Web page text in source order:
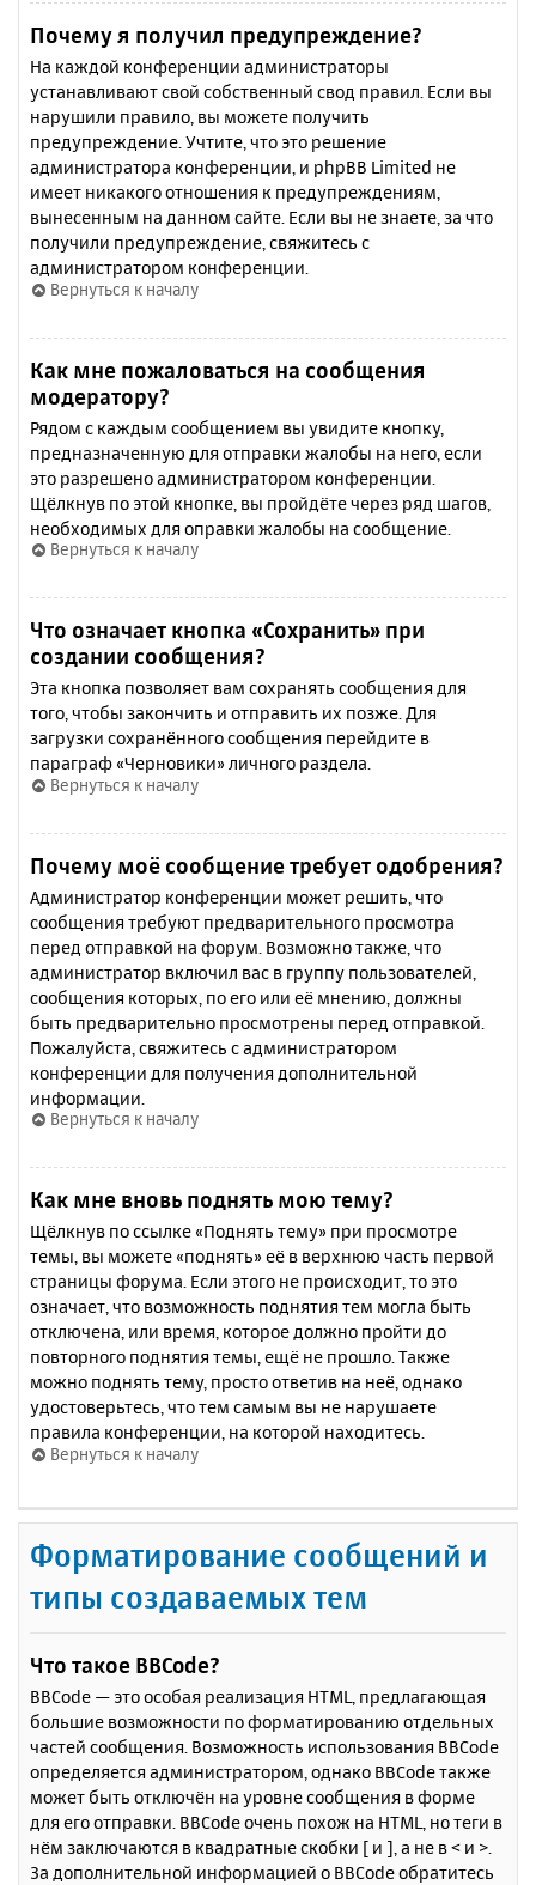
Почему я получил предупреждение?
На каждой конференции администраторы
устанавливают свой собственный свод правил. Если вы
нарушили правило, вы можете получить
предупреждение. Учтите, что это решение
администратора конференции, и phpBB Limited не
имеет никакого отношения к предупреждениям,
вынесенным на данном сайте. Если вы не знаете, за что
получили предупреждение, свяжитесь с
администратором конференции.
Вернуться к началу
Как мне пожаловаться на сообщения
модератору?
Рядом с каждым сообщением вы увидите кнопку,
предназначенную для отправки жалобы на него, если
это разрешено администратором конференции.
Щёлкнув по этой кнопке, вы пройдёте через ряд шагов,
необходимых для оправки жалобы на сообщение.
Вернуться к началу
Что означает кнопка «Сохранить» при
создании сообщения?
Эта кнопка позволяет вам сохранять сообщения для
того, чтобы закончить и отправить их позже. Для
загрузки сохранённого сообщения перейдите в
параграф «Черновики» личного раздела.
Вернуться к началу
Почему моё сообщение требует одобрения?
Администратор конференции может решить, что
сообщения требуют предварительного просмотра
перед отправкой на форум. Возможно также, что
администратор включил вас в группу пользователей,
сообщения которых, по его или её мнению, должны
быть предварительно просмотрены перед отправкой.
Пожалуйста, свяжитесь с администратором
конференции для получения дополнительной
информации.
Вернуться к началу
Как мне вновь поднять мою тему?
Щёлкнув по ссылке «Поднять тему» при просмотре
темы, вы можете «поднять» её в верхнюю часть первой
страницы форума. Если этого не происходит, то это
означает, что возможность поднятия тем могла быть
отключена, или время, которое должно пройти до
повторного поднятия темы, ещё не прошло. Также
можно поднять тему, просто ответив на неё, однако
удостоверьтесь, что тем самым вы не нарушаете
правила конференции, на которой находитесь.
Вернуться к началу
Форматирование сообщений и
типы создаваемых тем
Что такое BBCode?
BBCode — это особая реализация HTML, предлагающая
большие возможности по форматированию отдельных
частей сообщения. Возможность использования BBCode
определяется администратором, однако BBCode также
может быть отключён на уровне сообщения в форме
для его отправки. BBCode очень похож на HTML, но теги в
нём заключаются в квадратные скобки [ и ], а не в < и >.
За дополнительной информацией о BBCode обратитесь